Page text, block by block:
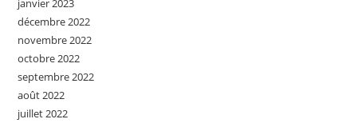
janvier 2023
décembre 2022
novembre 2022
octobre 2022
septembre 2022
août 2022
juillet 2022